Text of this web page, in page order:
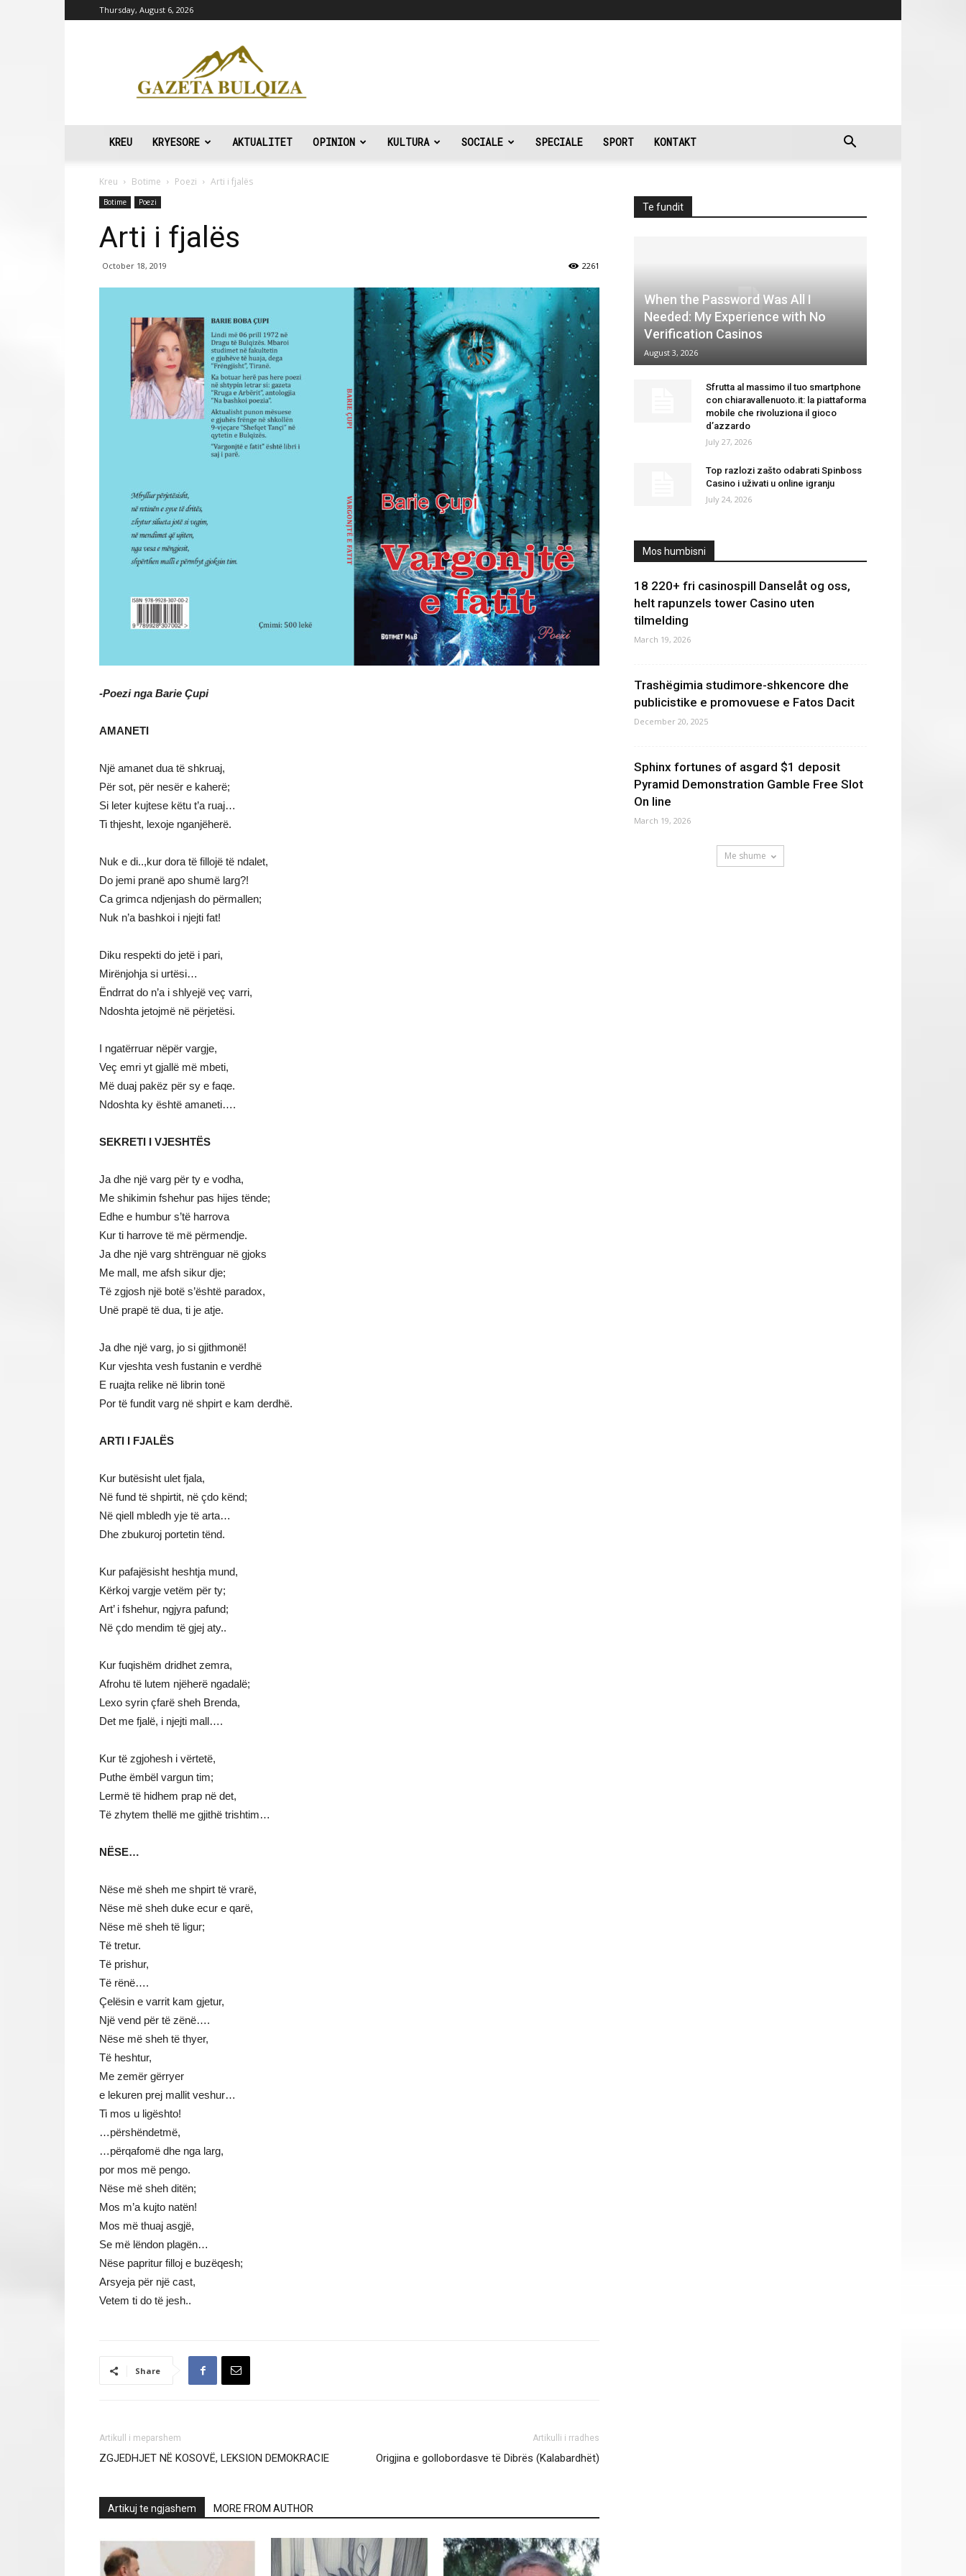
Thursday, August 6, 2026
Gazeta
Bulqiza
KREU KRYESORE AKTUALITET OPINION KULTURA SOCIALE SPECIALE SPORT KONTAKT
Kreu Botime Poezi Arti i fjalës
Botime Poezi
Arti i fjalës
October 18, 2019 2261
-Poezi nga Barie Çupi
AMANETI
Një amanet dua të shkruaj,
Për sot, për nesër e kaherë;
Si leter kujtese këtu t’a ruaj…
Ti thjesht, lexoje nganjëherë.
Nuk e di..,kur dora të fillojë të ndalet,
Do jemi pranë apo shumë larg?!
Ca grimca ndjenjash do përmallen;
Nuk n’a bashkoi i njejti fat!
Diku respekti do jetë i pari,
Mirënjohja si urtësi…
Ëndrrat do n’a i shlyejë veç varri,
Ndoshta jetojmë në përjetësi.
I ngatërruar nëpër vargje,
Veç emri yt gjallë më mbeti,
Më duaj pakëz për sy e faqe.
Ndoshta ky është amaneti….
SEKRETI I VJESHTËS
Ja dhe një varg për ty e vodha,
Me shikimin fshehur pas hijes tënde;
Edhe e humbur s’të harrova
Kur ti harrove të më përmendje.
Ja dhe një varg shtrënguar në gjoks
Me mall, me afsh sikur dje;
Të zgjosh një botë s’është paradox,
Unë prapë të dua, ti je atje.
Ja dhe një varg, jo si gjithmonë!
Kur vjeshta vesh fustanin e verdhë
E ruajta relike në librin tonë
Por të fundit varg në shpirt e kam derdhë.
ARTI I FJALËS
Kur butësisht ulet fjala,
Në fund të shpirtit, në çdo kënd;
Në qiell mbledh yje të arta…
Dhe zbukuroj portetin tënd.
Kur pafajësisht heshtja mund,
Kërkoj vargje vetëm për ty;
Art’ i fshehur, ngjyra pafund;
Në çdo mendim të gjej aty..
Kur fuqishëm dridhet zemra,
Afrohu të lutem njëherë ngadalë;
Lexo syrin çfarë sheh Brenda,
Det me fjalë, i njejti mall….
Kur të zgjohesh i vërtetë,
Puthe ëmbël vargun tim;
Lermë të hidhem prap në det,
Të zhytem thellë me gjithë trishtim…
NËSE…
Nëse më sheh me shpirt të vrarë,
Nëse më sheh duke ecur e qarë,
Nëse më sheh të ligur;
Të tretur.
Të prishur,
Të rënë….
Çelësin e varrit kam gjetur,
Një vend për të zënë….
Nëse më sheh të thyer,
Të heshtur,
Me zemër gërryer
e lekuren prej mallit veshur…
Ti mos u ligështo!
…përshëndetmë,
…përqafomë dhe nga larg,
por mos më pengo.
Nëse më sheh ditën;
Mos m’a kujto natën!
Mos më thuaj asgjë,
Se më lëndon plagën…
Nëse papritur filloj e buzëqesh;
Arsyeja për një cast,
Vetem ti do të jesh..
Share
Artikull i meparshem
ZGJEDHJET NË KOSOVË, LEKSION DEMOKRACIE
Artikulli i rradhes
Origjina e gollobordasve të Dibrës (Kalabardhët)
Artikuj te ngjashem MORE FROM AUTHOR
Te fundit
When the Password Was All I
Needed: My Experience with No
Verification Casinos
August 3, 2026
Sfrutta al massimo il tuo smartphone
con chiaravallenuoto.it: la piattaforma
mobile che rivoluziona il gioco
d’azzardo
July 27, 2026
Top razlozi zašto odabrati Spinboss
Casino i uživati u online igranju
July 24, 2026
Mos humbisni
18 220+ fri casinospill Danselåt og oss,
helt rapunzels tower Casino uten
tilmelding
March 19, 2026
Trashëgimia studimore-shkencore dhe
publicistike e promovuese e Fatos Dacit
December 20, 2025
Sphinx fortunes of asgard $1 deposit
Pyramid Demonstration Gamble Free Slot
On line
March 19, 2026
Me shume